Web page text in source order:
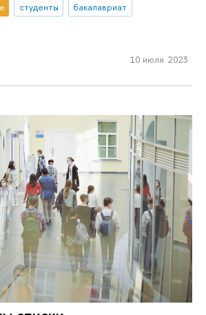
студенты
бакалавриат
10 июля 2023